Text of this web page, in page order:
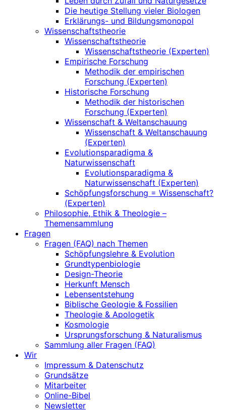
Die heutige Stellung vieler Biologen
Erklärungs- und Bildungsmonopol
Wissenschaftstheorie
Wissenschaftstheorie
Wissenschaftstheorie (Experten)
Empirische Forschung
Methodik der empirischen
Forschung (Experten)
Historische Forschung
Methodik der historischen
Forschung (Experten)
Wissenschaft & Weltanschauung
Wissenschaft & Weltanschauung
(Experten)
Evolutionsparadigma &
Naturwissenschaft
Evolutionsparadigma &
Naturwissenschaft (Experten)
Schöpfungsforschung = Wissenschaft?
(Experten)
Philosophie, Ethik & Theologie –
Themensammlung
Fragen
Fragen (FAQ) nach Themen
Schöpfungslehre & Evolution
Grundtypenbiologie
Design-Theorie
Herkunft Mensch
Lebensentstehung
Biblische Geologie & Fossilien
Theologie & Apologetik
Kosmologie
Ursprungsforschung & Naturalismus
Sammlung aller Fragen (FAQ)
Wir
Impressum & Datenschutz
Grundsätze
Mitarbeiter
Online-Bibel
Newsletter